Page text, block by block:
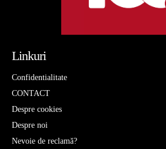
Linkuri
Confidentialitate
CONTACT
Despre cookies
Despre noi
Nevoie de reclamă?